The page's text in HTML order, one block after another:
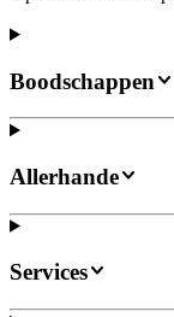
Boodschappen
Allerhande
Services